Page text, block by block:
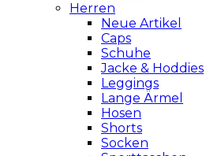
Herren
Neue Artikel
Caps
Schuhe
Jacke & Hoddies
Leggings
Lange Ärmel
Hosen
Shorts
Socken